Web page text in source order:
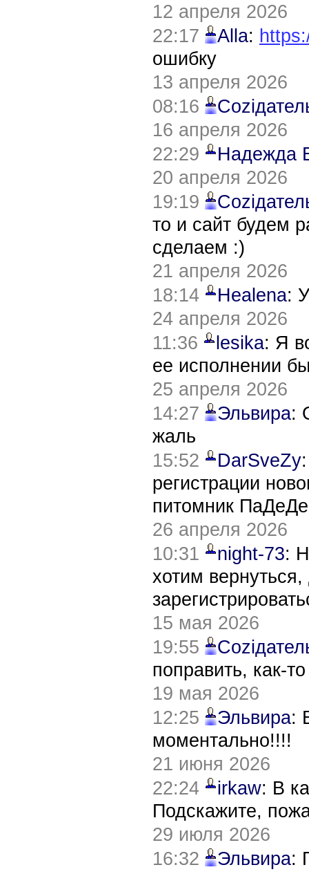
12 апреля 2026
22:17
Alla:
ошибку
13 апреля 2026
08:16
16 апреля 2026
22:29
Надежда
20 апреля 2026
19:19
то и сайт будем
сделаем :)
21 апреля 2026
18:14
Healena:
24 апреля 2026
11:36
lesika: Я
ее исполнении
25 апреля 2026
14:27
Эльвира:
жаль
15:52
DarSveZy
регистрации
питомник
26 апреля 2026
10:31
night-73:
хотим
15 мая 2026
19:55
поправить, как-
19 мая 2026
12:25
Эльвира:
моментально!!!!
21 июня 2026
22:24
irkaw: В
Подскажите,
29 июля 2026
16:32
Эльвира: